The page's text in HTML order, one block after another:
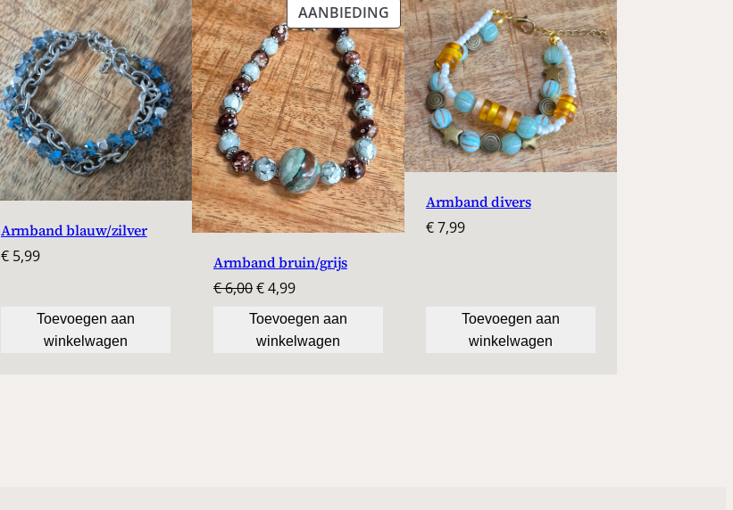
Armband blauw/zilver
€ 5,99
Toevoegen aan
winkelwagen
AANBIEDING PRODUCT
IN
DE
UITVERKOOP
Armband bruin/grijs
€6,00Oorspronkelijke
prijs
was:
€4,99Huidige
is:
€ 4,99.
Toevoegen aan
winkelwagen
Armband divers
€7,99
Toevoegen aan
winkelwagen